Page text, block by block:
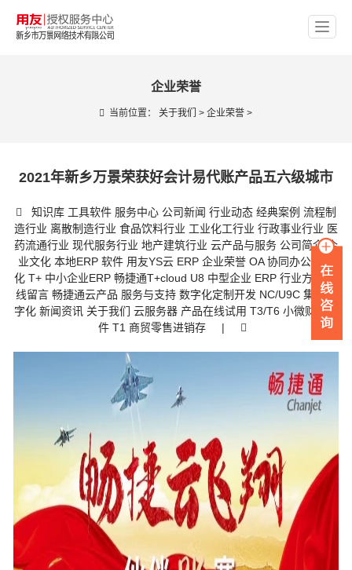
企业荣誉
当前位置：关于我们 >企业荣誉 >
2021年新乡万景荣获好会计易代账产品五六级城市
知识库 工具软件 服务中心 公司新闻 行业动态 经典案例 流程制
造行业 离散制造行业 食品饮料行业 工业化工行业 行政事业行业 医
药流通行业 现代服务行业 地产建筑行业 云产品与服务 公司简介 企
业文化 本地ERP 软件 用友YS云 ERP 企业荣誉 OA 协同办公数字
化 T+ 中小企业ERP 畅捷通T+cloud U8 中型企业 ERP 行业方案 在
线留言 畅捷通云产品 服务与支持 数字化定制开发 NC/U9C 集团数
字化 新闻资讯 关于我们 云服务器 产品在线试用 T3/T6 小微财务软
件 T1 商贸零售进销存 |